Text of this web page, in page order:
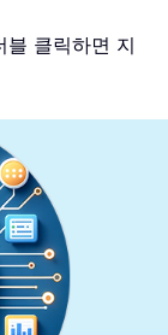
블 클릭하면 지